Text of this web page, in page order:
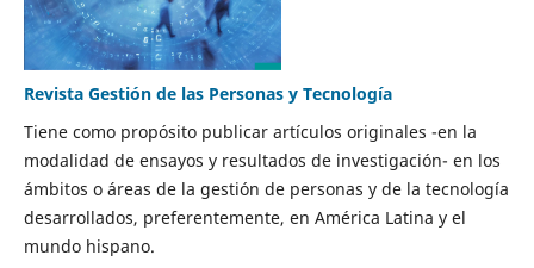
Revista Gestión de las Personas y Tecnología
Tiene como propósito publicar artículos originales -en la
modalidad de ensayos y resultados de investigación- en los
ámbitos o áreas de la gestión de personas y de la tecnología
desarrollados, preferentemente, en América Latina y el
mundo hispano.